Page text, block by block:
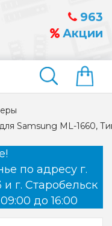
963
Акции
Найти
Samsung ML-1660,
по адресу г.
и г. Старобельск
до 16:00